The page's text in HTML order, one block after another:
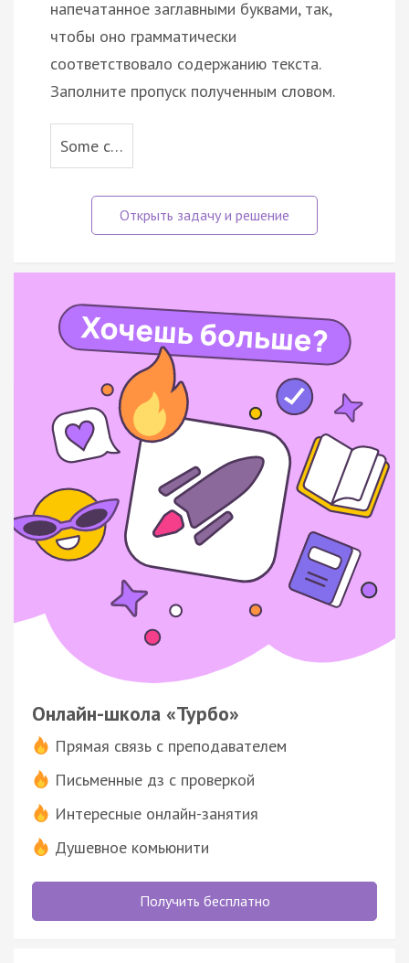
напечатанное заглавными буквами, так,
чтобы оно грамматически
соответствовало содержанию текста.
Заполните пропуск полученным словом.
Some c…
Онлайн-школа «Турбо»
Прямая связь с преподавателем
Письменные дз с проверкой
Интересные онлайн-занятия
Душевное комьюнити
Получить бесплатно